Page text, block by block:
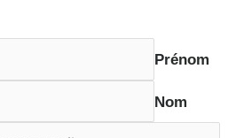
Prénom
Nom